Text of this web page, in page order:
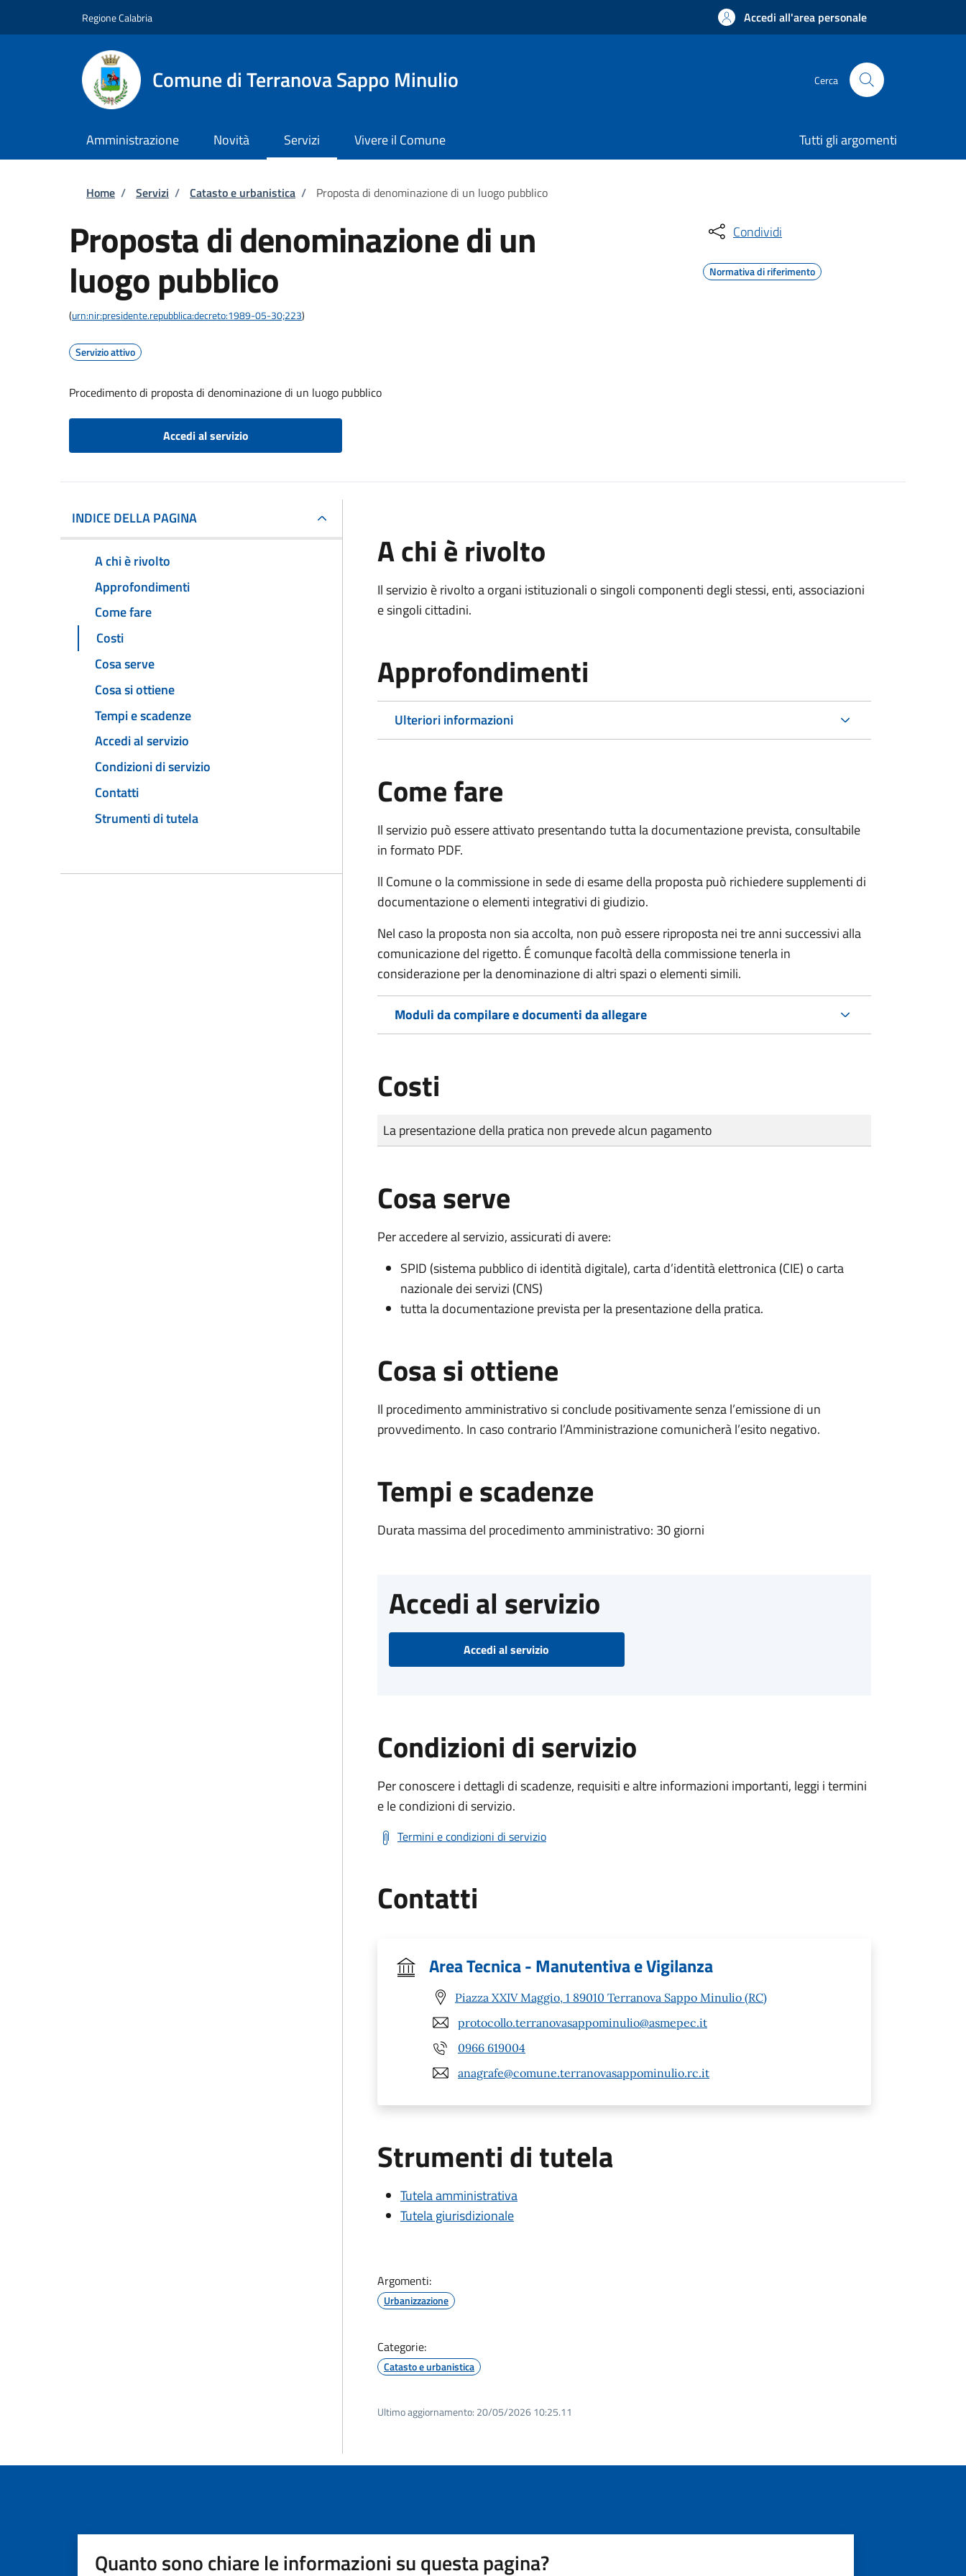
Regione Calabria Accedi all'area personale
Comune di Terranova Sappo Minulio Cerca
Amministrazione Novità Servizi Vivere il Comune Tutti gli argomenti
Briciole di pane
Home / Servizi / Catasto e urbanistica / Proposta di denominazione di un luogo pubblico
Proposta di denominazione di un
luogo pubblico
(urn:nir:presidente.repubblica:decreto:1989-05-30;223)
Servizio attivo
Procedimento di proposta di denominazione di un luogo pubblico
Accedi al servizio
Condividi
Normativa di riferimento
INDICE DELLA PAGINA
A chi è rivolto
Approfondimenti
Come fare
Costi
Cosa serve
Cosa si ottiene
Tempi e scadenze
Accedi al servizio
Condizioni di servizio
Contatti
Strumenti di tutela
A chi è rivolto
Il servizio è rivolto a organi istituzionali o singoli componenti degli stessi, enti, associazioni
e singoli cittadini.
Approfondimenti
Ulteriori informazioni
Come fare
Il servizio può essere attivato presentando tutta la documentazione prevista, consultabile
in formato PDF.
ll Comune o la commissione in sede di esame della proposta può richiedere supplementi di
documentazione o elementi integrativi di giudizio.
Nel caso la proposta non sia accolta, non può essere riproposta nei tre anni successivi alla
comunicazione del rigetto. É comunque facoltà della commissione tenerla in
considerazione per la denominazione di altri spazi o elementi simili.
Moduli da compilare e documenti da allegare
Costi
Tipo di pagamento
Importo
La presentazione della pratica non prevede alcun pagamento
Cosa serve
Per accedere al servizio, assicurati di avere:
SPID (sistema pubblico di identità digitale), carta d’identità elettronica (CIE) o carta
nazionale dei servizi (CNS)
tutta la documentazione prevista per la presentazione della pratica.
Cosa si ottiene
Il procedimento amministrativo si conclude positivamente senza l’emissione di un
provvedimento. In caso contrario l’Amministrazione comunicherà l’esito negativo.
Tempi e scadenze
Durata massima del procedimento amministrativo: 30 giorni
Accedi al servizio
Accedi al servizio
Condizioni di servizio
Per conoscere i dettagli di scadenze, requisiti e altre informazioni importanti, leggi i termini
e le condizioni di servizio.
Termini e condizioni di servizio
Contatti
Area Tecnica - Manutentiva e Vigilanza
Piazza XXIV Maggio, 1 89010 Terranova Sappo Minulio (RC)
protocollo.terranovasappominulio@asmepec.it
0966 619004
anagrafe@comune.terranovasappominulio.rc.it
Strumenti di tutela
Tutela amministrativa
Tutela giurisdizionale
Argomenti:
Urbanizzazione
Categorie:
Catasto e urbanistica
Ultimo aggiornamento: 20/05/2026 10:25.11
Quanto sono chiare le informazioni su questa pagina?